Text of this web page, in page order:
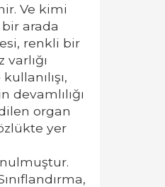
Ve kimi
arada
renkli bir
devamlılığı
organ
yer